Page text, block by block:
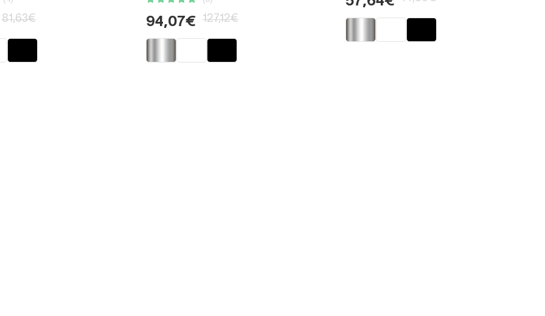
81,63€ 94,07€ 127,12€